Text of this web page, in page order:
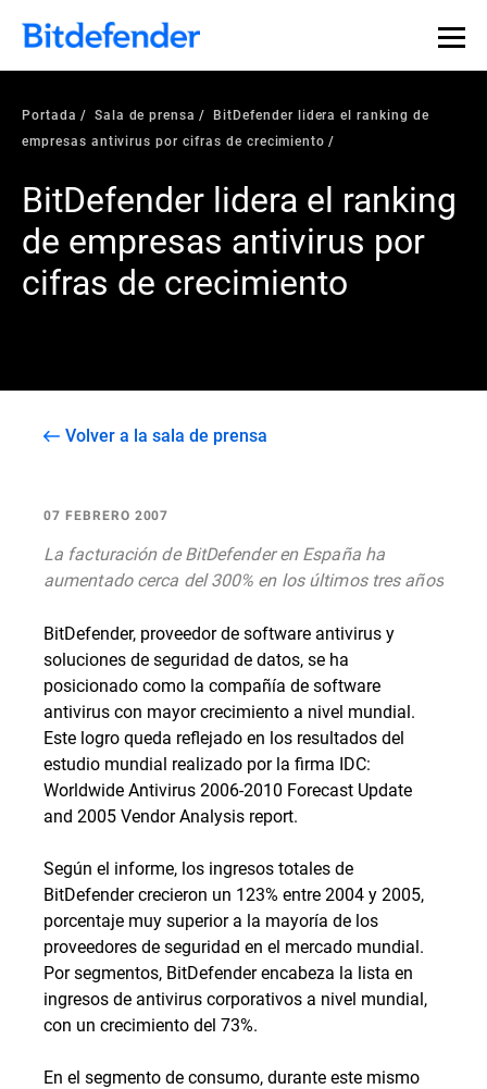
Portada Sala de prensa
BitDefender lidera el ranking de
empresas antivirus por cifras de crecimiento
BitDefender lidera el ranking
de empresas antivirus por
cifras de crecimiento
Volver a la sala de prensa
07 FEBRERO 2007
La facturación de BitDefender en España ha
aumentado cerca del 300% en los últimos tres años
BitDefender, proveedor de software antivirus y
soluciones de seguridad de datos, se ha
posicionado como la compañía de software
antivirus con mayor crecimiento a nivel mundial.
Este logro queda reflejado en los resultados del
estudio mundial realizado por la firma IDC:
Worldwide Antivirus 2006-2010 Forecast Update
and 2005 Vendor Analysis report.
Según el informe, los ingresos totales de
BitDefender crecieron un 123% entre 2004 y 2005,
porcentaje muy superior a la mayoría de los
proveedores de seguridad en el mercado mundial.
Por segmentos, BitDefender encabeza la lista en
ingresos de antivirus corporativos a nivel mundial,
con un crecimiento del 73%.
En el segmento de consumo, durante este mismo